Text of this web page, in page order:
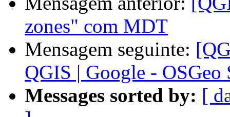
zones" com MDT
Mensagem seguinte:
QGIS | Google -
Messages sorted by: [